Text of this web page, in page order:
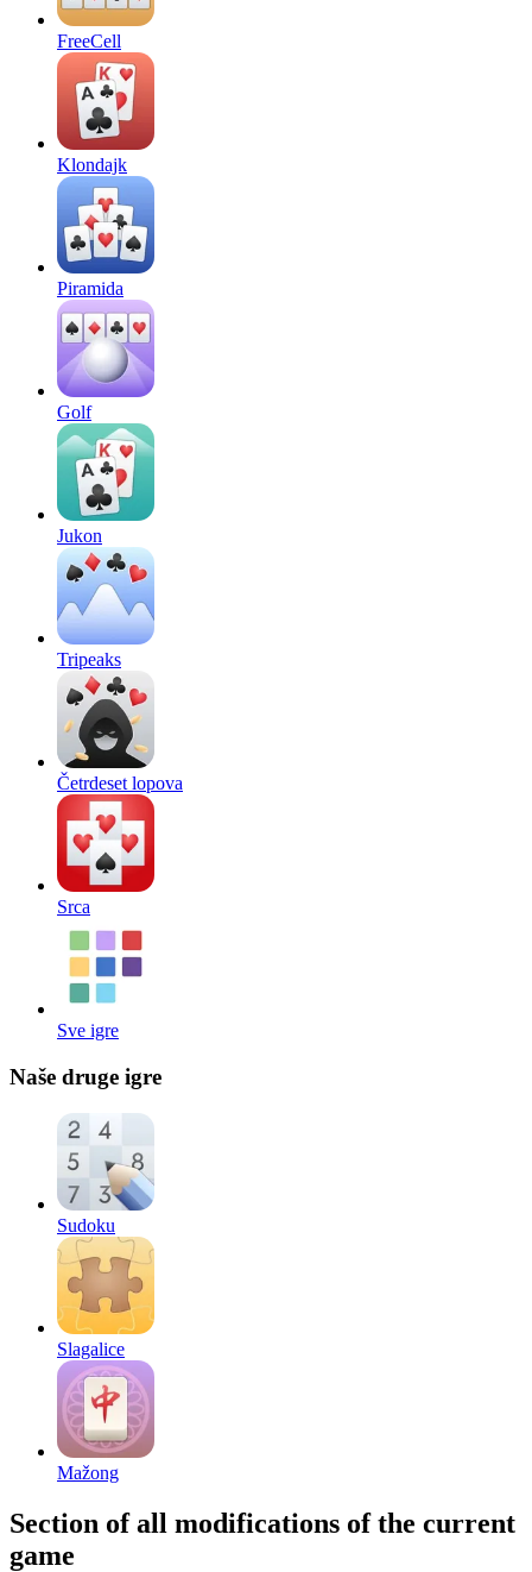
FreeCell
Klondajk
Piramida
Golf
Jukon
Tripeaks
Četrdeset lopova
Srca
Sve igre
Naše druge igre
Sudoku
Slagalice
Mažong
Section of all modifications of the current
game